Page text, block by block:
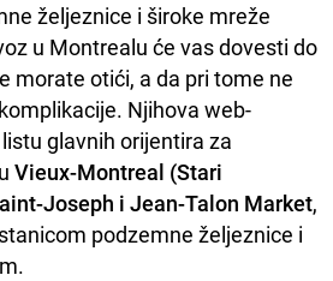
željeznice i široke mreže
u Montrealu će vas dovesti do
morate otići, a da pri tome ne
Njihova web-
glavnih orijentira za
Vieux-Montreal (Stari
Joseph i Jean-Talon Market,
podzemne željeznice i